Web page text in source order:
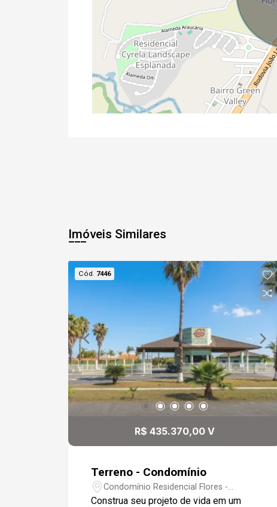
Imóveis Similares
Cód. 7446
R$ 435.370,00 V
Terreno - Condomínio
Condomínio Residencial Flores -
Votorantim/SP
Construa seu projeto de vida em um